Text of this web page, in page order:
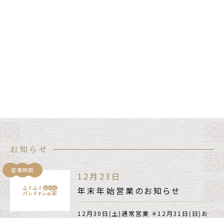
お知らせ
営業時間
12月23日
年末年始営業のお知らせ
12月30日(土)通常営業 ＊12月31日(日)お